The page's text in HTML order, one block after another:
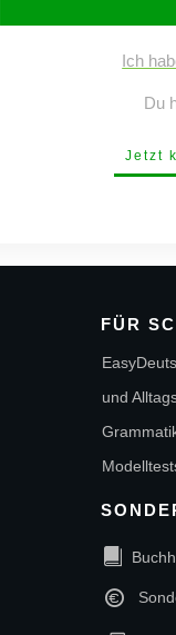
Ich
Du
Jetzt
FÜR
und